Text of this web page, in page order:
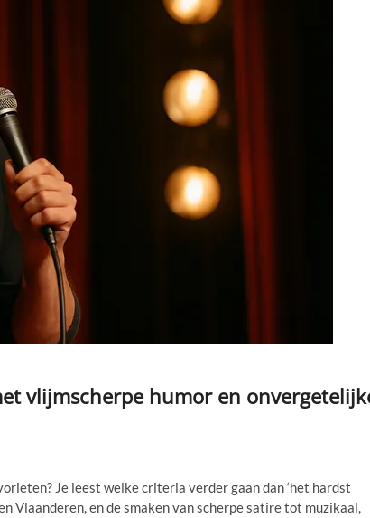
vlijmscherpe humor en
Je leest welke criteria verder gaan dan ‘het hardst
Vlaanderen, en de smaken van scherpe satire tot muzikaal,